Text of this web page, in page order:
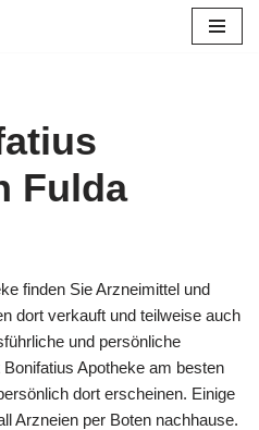
Fulda
finden Sie Arzneimittel und
dort verkauft und teilweise auch
und persönliche
Apotheke am besten
dort erscheinen. Einige
Arzneien per Boten nachhause.